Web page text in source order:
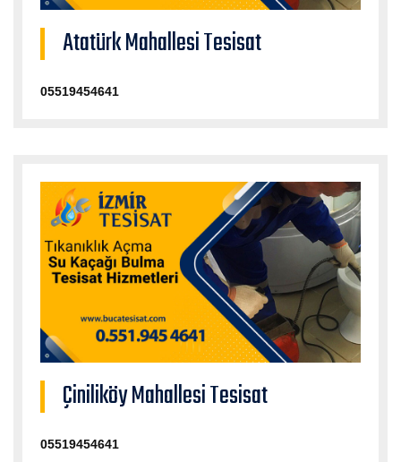
Atatürk Mahallesi Tesisat
05519454641
Çiniliköy Mahallesi Tesisat
05519454641